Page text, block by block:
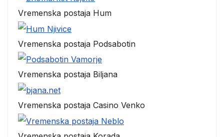
Vremenska postaja Hum
Vremenska postaja Podsabotin
Vremenska postaja Biljana
Vremenska postaja Casino Venko